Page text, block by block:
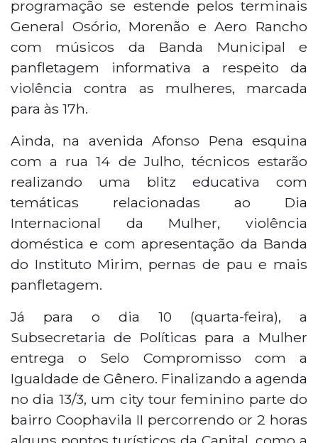
programação se estende pelos terminais
General Osório, Morenão e Aero Rancho
com músicos da Banda Municipal e
panfletagem informativa a respeito da
violência contra as mulheres, marcada
para às 17h.
Ainda, na avenida Afonso Pena esquina
com a rua 14 de Julho, técnicos estarão
realizando uma blitz educativa com
temáticas relacionadas ao Dia
Internacional da Mulher, violência
doméstica e com apresentação da Banda
do Instituto Mirim, pernas de pau e mais
panfletagem.
Já para o dia 10 (quarta-feira), a
Subsecretaria de Políticas para a Mulher
entrega o Selo Compromisso com a
Igualdade de Gênero. Finalizando a agenda
no dia 13/3, um city tour feminino parte do
bairro Coophavila II percorrendo or 2 horas